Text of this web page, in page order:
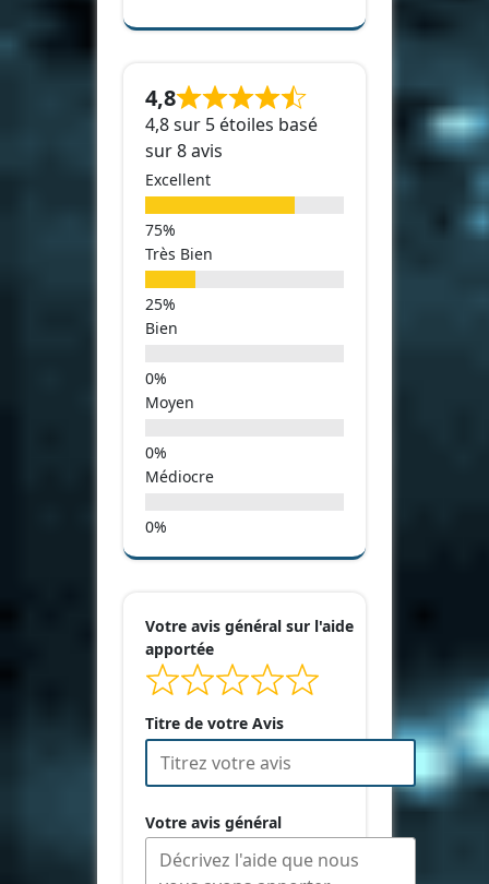
4,8
4,8 sur 5 étoiles basé
sur 8 avis
Excellent
Très Bien
Bien
Moyen
Médiocre
Votre avis général sur l'aide
apportée
Titre de votre Avis
Votre avis général